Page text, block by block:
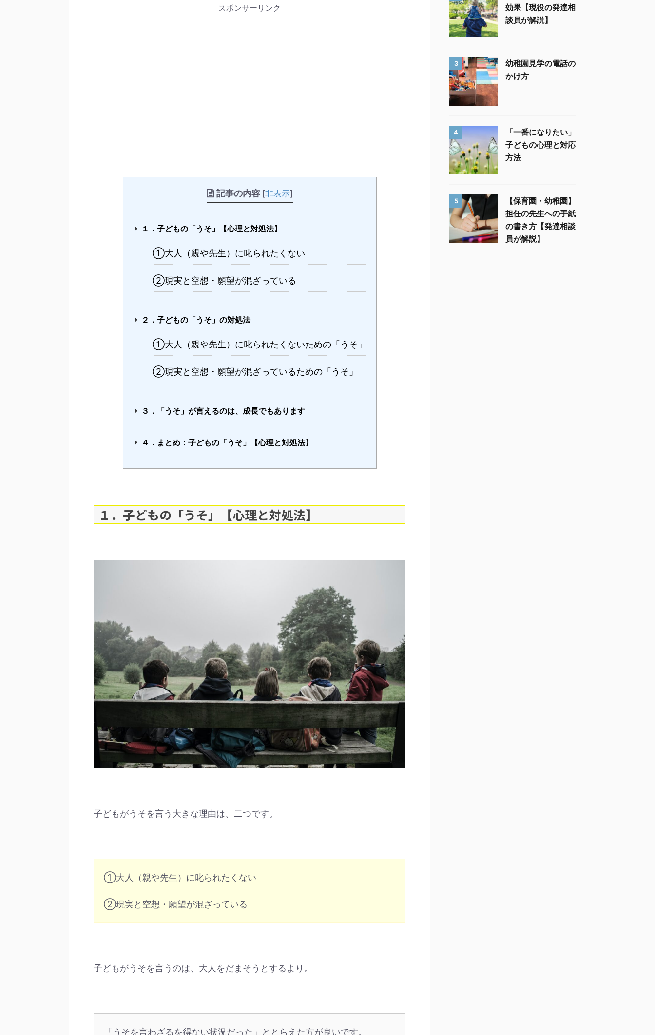
スポンサーリンク
記事の内容 [非表示]
１．子どもの「うそ」【心理と対処法】
①大人（親や先生）に叱られたくない
②現実と空想・願望が混ざっている
２．子どもの「うそ」の対処法
①大人（親や先生）に叱られたくないための「うそ」
②現実と空想・願望が混ざっているための「うそ」
３．「うそ」が言えるのは、成長でもあります
４．まとめ：子どもの「うそ」【心理と対処法】
１．子どもの「うそ」【心理と対処法】
子どもがうそを言う大きな理由は、二つです。
①大人（親や先生）に叱られたくない
②現実と空想・願望が混ざっている
子どもがうそを言うのは、大人をだまそうとするより。
「うそを言わざるを得ない状況だった」ととらえた方が良いです。
効果【現役の発達相
談員が解説】
3
幼稚園見学の電話の
かけ方
4
「一番になりたい」
子どもの心理と対応
方法
5
【保育園・幼稚園】
担任の先生への手紙
の書き方【発達相談
員が解説】